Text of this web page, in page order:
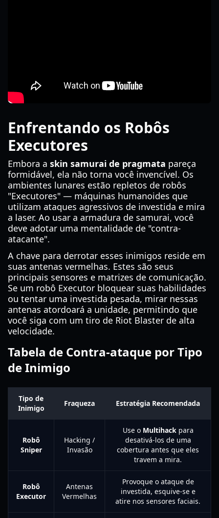
Enfrentando os Robôs
Executores
Embora a skin samurai de pragmata pareça
formidável, ela não torna você invencível. Os
ambientes lunares estão repletos de robôs
"Executores" — máquinas humanoides que
utilizam ataques agressivos de investida e mira
a laser. Ao usar a armadura de samurai, você
deve adotar uma mentalidade de "contra-
atacante".
A chave para derrotar esses inimigos reside em
suas antenas vermelhas. Estes são seus
principais sensores e matrizes de comunicação.
Se um robô Executor bloquear suas habilidades
ou tentar uma investida pesada, mirar nessas
antenas atordoará a unidade, permitindo que
você siga com um tiro de Riot Blaster de alta
velocidade.
Tabela de Contra-ataque por Tipo
de Inimigo
Tipo de
Inimigo
Fraqueza Estratégia Recomendada
Robô
Sniper
Hacking /
Invasão
Use o Multihackpara
desativá-los de uma
cobertura antes que eles
travem a mira.
Robô
Executor
Antenas
Vermelhas
Provoque o ataque de
investida, esquive-se e
atire nos sensores faciais.